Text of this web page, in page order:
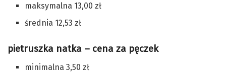
maksymalna 13,00 zł
średnia 12,53 zł
pietruszka natka – cena za pęczek
minimalna 3,50 zł